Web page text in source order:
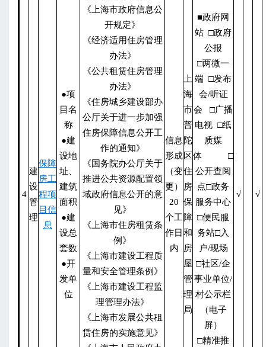
4
建
设
管
理
保障
房工
程项
目信
息
●项
目名
称
●建
设地
址、
建筑
面积
●建
设总
套数
●开
发单
位
《上海市政府信息公
开规定》
《经济适用住房管理
办法》
《公共租赁住房管理
办法》
《住房城乡建设部办
公厅关于进一步加强
住房保障信息公开工
作的通知》
《国务院办公厅关于
推进公共资源配置领
域政府信息公开的意
见》
《上海市住房租赁条
例》
《上海市建设工程质
量和安全管理条例》
《上海市建设工程监
理管理办法》
《上海市发展公共租
赁住房的实施意见》
信息
形成
（变
更）
20
个工
作日
内
上
海
市
普
陀
区
住
房
保
障
和
房
屋
管
理
局
■政府网
站 □政府
公报
□两微一
端 □发布
会/听证
会 □广播
电视 □纸
质媒
体 □
公开查阅
点□政务
服务中心
□便民服
务站□入
户/现场
□社区/企
事业单位/
村公示栏
（电子
屏）
□精准推
√ √